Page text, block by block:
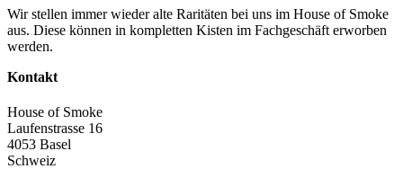
Wir stellen immer wieder alte Raritäten bei uns im House of Smoke
aus. Diese können in kompletten Kisten im Fachgeschäft erworben
werden.
Kontakt
House of Smoke
Laufenstrasse 16
4053 Basel
Schweiz